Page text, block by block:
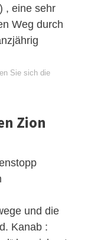
, eine sehr
Weg durch
Sie sich die
Zion
und die
Kanab :